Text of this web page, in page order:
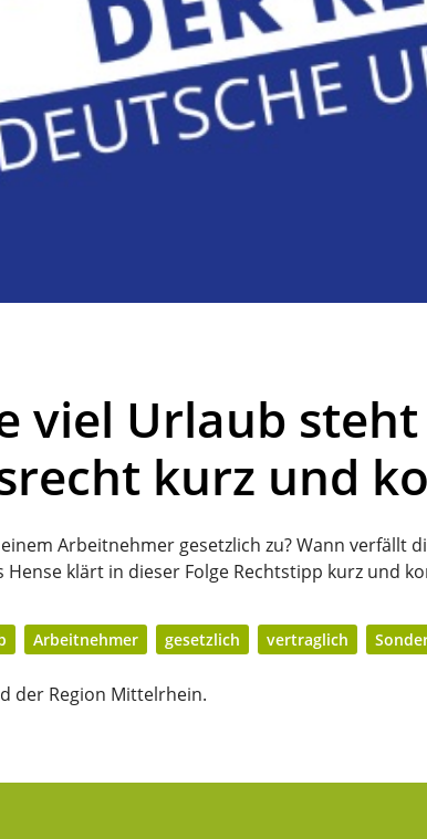
viel Urlaub
kurz und
Arbeitnehmer gesetzlich zu? Wann verfällt
Hense klärt in dieser Folge Rechtstipp kurz und
Arbeitnehmer gesetzlich vertraglich
der Region Mittelrhein.